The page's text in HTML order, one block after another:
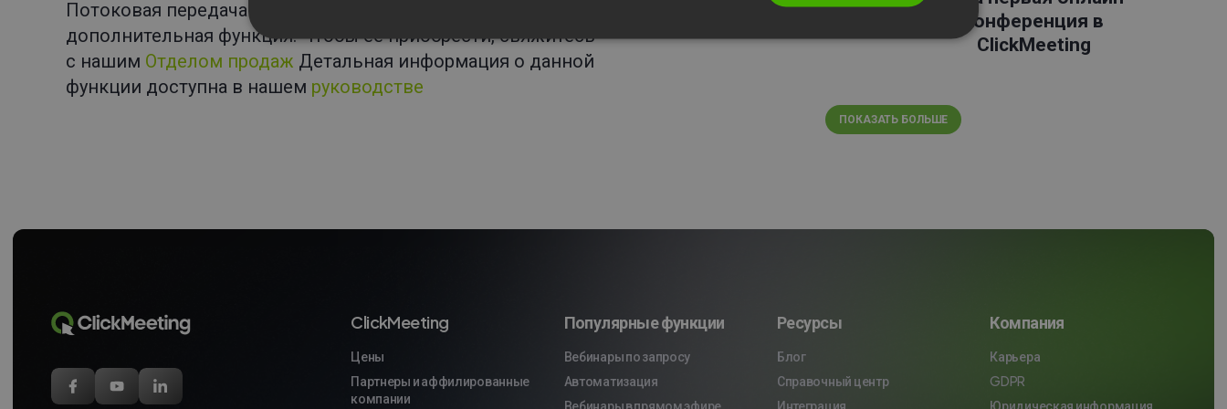
Потоковая передача в реальном времени – это
дополнительная функция. Чтобы ее приобрести, свяжитесь
с нашим Отделом продаж Детальная информация о данной
функции доступна в нашем руководстве
конференция в
ClickMeeting
ПОКАЗАТЬ БОЛЬШЕ
ClickMeeting
Цены
Партнеры и аффилированные
компании
Популярные функции
Вебинары по запросу
Автоматизация
Вебинары в прямом эфире
Ресурсы
Блог
Справочный центр
Интеграция
Компания
Карьера
GDPR
Юридическая информация